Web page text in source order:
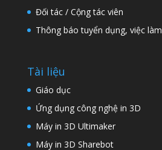
Đối tác / Cộng tác viên
Thông báo tuyển dụng, việc làm
Tài liệu
Giáo dục
Ứng dụng công nghệ in 3D
Máy in 3D Ultimaker
Máy in 3D Sharebot